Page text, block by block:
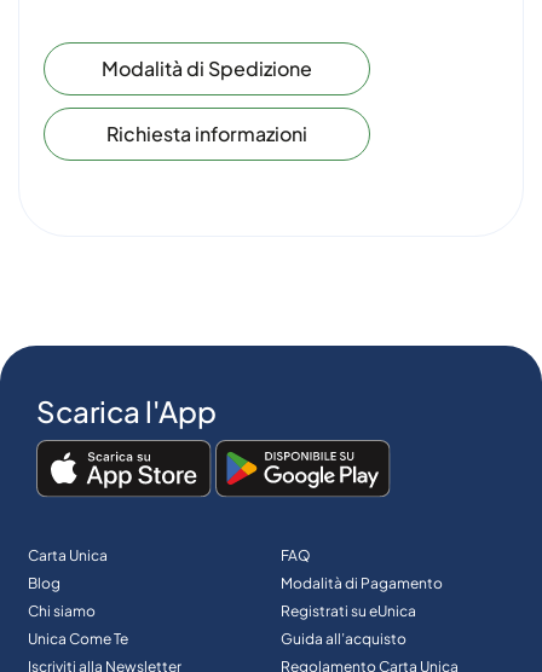
Modalità di Spedizione
Richiesta informazioni
Scarica l'App
Carta Unica
Blog
Chi siamo
Unica Come Te
Iscriviti alla Newsletter
FAQ
Modalità di Pagamento
Registrati su eUnica
Guida all’acquisto
Regolamento Carta Unica